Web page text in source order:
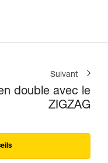
Suivant
double avec le
ZIGZAG